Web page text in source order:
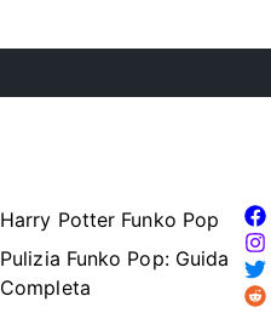
Harry Potter Funko Pop
Pulizia Funko Pop: Guida
Completa